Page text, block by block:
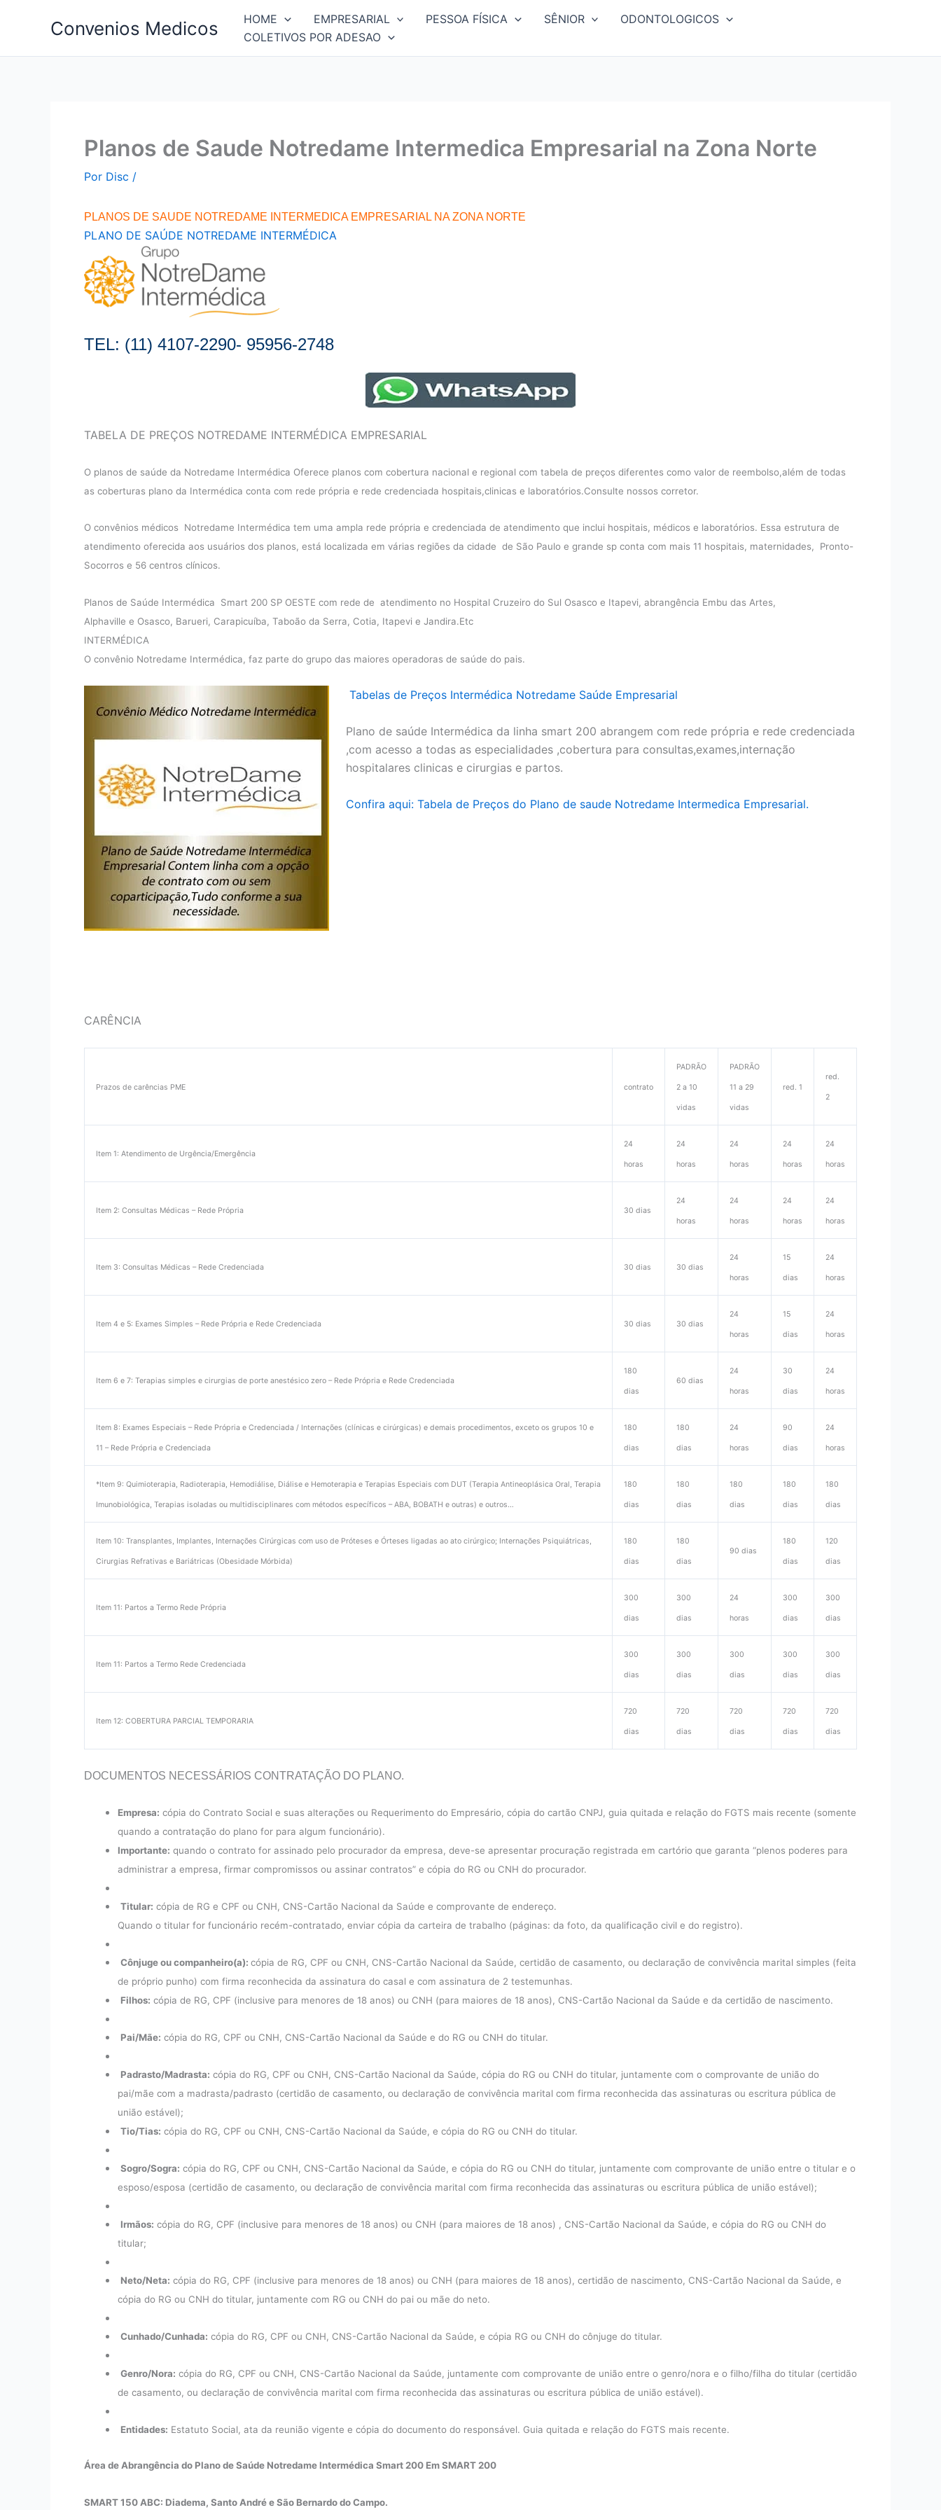
Convenios Medicos HOME EMPRESARIAL PESSOA FÍSICA SÊNIOR
ODONTOLOGICOS
COLETIVOS POR ADESAO
Planos de Saude Notredame Intermedica Empresarial na Zona Norte
Por Disc /
PLANOS DE SAUDE NOTREDAME INTERMEDICA EMPRESARIAL NA ZONA NORTE
PLANO DE SAÚDE NOTREDAME INTERMÉDICA
TEL: (11) 4107-2290- 95956-2748
TABELA DE PREÇOS NOTREDAME INTERMÉDICA EMPRESARIAL
O planos de saúde da Notredame Intermédica Oferece planos com cobertura nacional e regional com tabela de preços diferentes como valor de reembolso,além de todas
as coberturas plano da Intermédica conta com rede própria e rede credenciada hospitais,clinicas e laboratórios.Consulte nossos corretor.
O convênios médicos Notredame Intermédica tem uma ampla rede própria e credenciada de atendimento que inclui hospitais, médicos e laboratórios. Essa estrutura de
atendimento oferecida aos usuários dos planos, está localizada em várias regiões da cidade de São Paulo e grande sp conta com mais 11 hospitais, maternidades, Pronto-
Socorros e 56 centros clínicos.
Planos de Saúde Intermédica Smart 200 SP OESTE com rede de atendimento no Hospital Cruzeiro do Sul Osasco e Itapevi, abrangência Embu das Artes,
Alphaville e Osasco, Barueri, Carapicuíba, Taboão da Serra, Cotia, Itapevi e Jandira.Etc
INTERMÉDICA
O convênio Notredame Intermédica, faz parte do grupo das maiores operadoras de saúde do pais.
Tabelas de Preços Intermédica Notredame Saúde Empresarial
Plano de saúde Intermédica da linha smart 200 abrangem com rede própria e rede credenciada
,com acesso a todas as especialidades ,cobertura para consultas,exames,internação
hospitalares clinicas e cirurgias e partos.
Confira aqui: Tabela de Preços do Plano de saude Notredame Intermedica Empresarial.
CARÊNCIA
Prazos de carências PME contrato
PADRÃO
2 a 10
vidas
PADRÃO
11 a 29
vidas
red. 1
red.
2
Item 1: Atendimento de Urgência/Emergência
24
horas
24
horas
24
horas
24
horas
24
horas
Item 2: Consultas Médicas – Rede Própria 30 dias
24
horas
24
horas
24
horas
24
horas
Item 3: Consultas Médicas – Rede Credenciada 30 dias 30 dias
24
horas
15
dias
24
horas
Item 4 e 5: Exames Simples – Rede Própria e Rede Credenciada 30 dias 30 dias
24
horas
15
dias
24
horas
Item 6 e 7: Terapias simples e cirurgias de porte anestésico zero – Rede Própria e Rede Credenciada
180
dias
60 dias
24
horas
30
dias
24
horas
Item 8: Exames Especiais – Rede Própria e Credenciada / Internações (clínicas e cirúrgicas) e demais procedimentos, exceto os grupos 10 e
11 – Rede Própria e Credenciada
180
dias
180
dias
24
horas
90
dias
24
horas
*Item 9: Quimioterapia, Radioterapia, Hemodiálise, Diálise e Hemoterapia e Terapias Especiais com DUT (Terapia Antineoplásica Oral, Terapia
Imunobiológica, Terapias isoladas ou multidisciplinares com métodos específicos – ABA, BOBATH e outras) e outros…
180
dias
180
dias
180
dias
180
dias
180
dias
Item 10: Transplantes, Implantes, Internações Cirúrgicas com uso de Próteses e Órteses ligadas ao ato cirúrgico; Internações Psiquiátricas,
Cirurgias Refrativas e Bariátricas (Obesidade Mórbida)
180
dias
180
dias
90 dias
180
dias
120
dias
Item 11: Partos a Termo Rede Própria
300
dias
300
dias
24
horas
300
dias
300
dias
Item 11: Partos a Termo Rede Credenciada
300
dias
300
dias
300
dias
300
dias
300
dias
Item 12: COBERTURA PARCIAL TEMPORARIA
720
dias
720
dias
720
dias
720
dias
720
dias
DOCUMENTOS NECESSÁRIOS CONTRATAÇÃO DO PLANO.
Empresa: cópia do Contrato Social e suas alterações ou Requerimento do Empresário, cópia do cartão CNPJ, guia quitada e relação do FGTS mais recente (somente
quando a contratação do plano for para algum funcionário).
Importante: quando o contrato for assinado pelo procurador da empresa, deve-se apresentar procuração registrada em cartório que garanta “plenos poderes para
administrar a empresa, firmar compromissos ou assinar contratos” e cópia do RG ou CNH do procurador.
Titular: cópia de RG e CPF ou CNH, CNS-Cartão Nacional da Saúde e comprovante de endereço.
Quando o titular for funcionário recém-contratado, enviar cópia da carteira de trabalho (páginas: da foto, da qualificação civil e do registro).
Cônjuge ou companheiro(a): cópia de RG, CPF ou CNH, CNS-Cartão Nacional da Saúde, certidão de casamento, ou declaração de convivência marital simples (feita
de próprio punho) com firma reconhecida da assinatura do casal e com assinatura de 2 testemunhas.
Filhos: cópia de RG, CPF (inclusive para menores de 18 anos) ou CNH (para maiores de 18 anos), CNS-Cartão Nacional da Saúde e da certidão de nascimento.
Pai/Mãe: cópia do RG, CPF ou CNH, CNS-Cartão Nacional da Saúde e do RG ou CNH do titular.
Padrasto/Madrasta: cópia do RG, CPF ou CNH, CNS-Cartão Nacional da Saúde, cópia do RG ou CNH do titular, juntamente com o comprovante de união do
pai/mãe com a madrasta/padrasto (certidão de casamento, ou declaração de convivência marital com firma reconhecida das assinaturas ou escritura pública de
união estável);
Tio/Tias: cópia do RG, CPF ou CNH, CNS-Cartão Nacional da Saúde, e cópia do RG ou CNH do titular.
Sogro/Sogra: cópia do RG, CPF ou CNH, CNS-Cartão Nacional da Saúde, e cópia do RG ou CNH do titular, juntamente com comprovante de união entre o titular e o
esposo/esposa (certidão de casamento, ou declaração de convivência marital com firma reconhecida das assinaturas ou escritura pública de união estável);
Irmãos: cópia do RG, CPF (inclusive para menores de 18 anos) ou CNH (para maiores de 18 anos) , CNS-Cartão Nacional da Saúde, e cópia do RG ou CNH do
titular;
Neto/Neta: cópia do RG, CPF (inclusive para menores de 18 anos) ou CNH (para maiores de 18 anos), certidão de nascimento, CNS-Cartão Nacional da Saúde, e
cópia do RG ou CNH do titular, juntamente com RG ou CNH do pai ou mãe do neto.
Cunhado/Cunhada: cópia do RG, CPF ou CNH, CNS-Cartão Nacional da Saúde, e cópia RG ou CNH do cônjuge do titular.
Genro/Nora: cópia do RG, CPF ou CNH, CNS-Cartão Nacional da Saúde, juntamente com comprovante de união entre o genro/nora e o filho/filha do titular (certidão
de casamento, ou declaração de convivência marital com firma reconhecida das assinaturas ou escritura pública de união estável).
Entidades: Estatuto Social, ata da reunião vigente e cópia do documento do responsável. Guia quitada e relação do FGTS mais recente.
Área de Abrangência do Plano de Saúde Notredame Intermédica Smart 200 Em SMART 200
SMART 150 ABC: Diadema, Santo André e São Bernardo do Campo.